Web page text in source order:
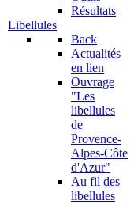
Résultats
Libellules
Back
Actualités
en lien
Ouvrage
"Les
libellules
de
Provence-
Alpes-Côte
d'Azur"
Au fil des
libellules